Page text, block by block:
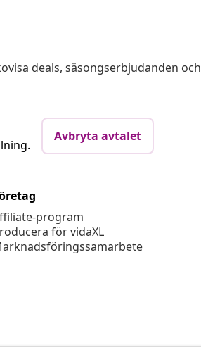
deals, säsongserbjudanden och
Avbryta avtalet
program
för vidaXL